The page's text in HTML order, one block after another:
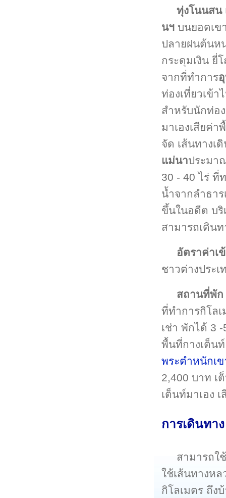
ทุ่งโนนสน
นฯ บนยอดเข
ปลายฝนต้นห
กระดุมเงิน ยี่
จากที่ทำการ
ท่องเที่ยวเข้
สำหรับนักท่อ
มาเองเสียค่
จัด เส้นทางเ
แม่นาประมา
30 - 40 ไร่ ที่
น้ำจากลำธา
ขึ้นในอดีต บริ
สามารถเดิน
อัตราค่าเ
ชาวต่างประ
สถานที่พัก
ที่ทำการกิโล
เช่า พักได้ 3
พื้นที่กางเต็น
พระตำหนักเ
2,400 บาท เ
เต็นท์มาเอง
การเดินทาง
สามารถใ
ใช้เส้นทางห
กิโลเมตร ถึง